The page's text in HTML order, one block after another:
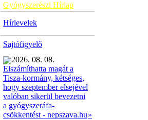
Gyógyszerészi Hírlap
Hírlevelek
Sajtófigyelő
2026. 08. 08.
Elszámíthatta magát a
Tisza-kormány, kétséges,
hogy szeptember elsejével
valóban sikerül bevezetni
a gyógyszeráfa-
csökkentést - nepszava.hu»